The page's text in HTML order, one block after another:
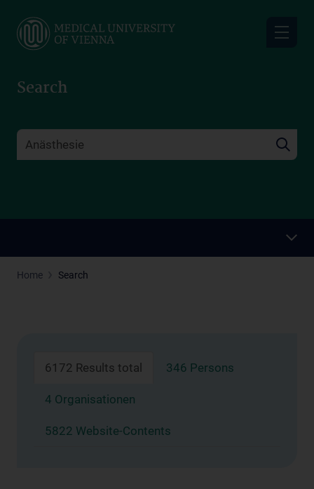
main
Search
Home Search
6172 Results total 346 Persons
4 Organisationen
5822 Website-Contents